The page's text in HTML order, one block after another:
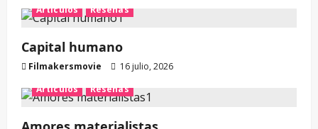
Artículos Reseñas
Capital humano
Filmakersmovie
16 julio, 2026
Artículos
Reseñas